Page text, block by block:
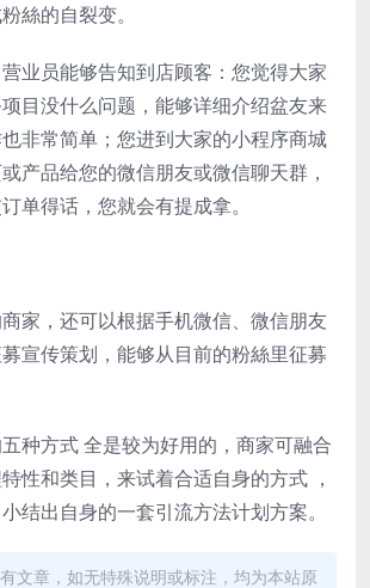
絲的自裂变。
业员能够告知到店顾客：您觉得大家
目没什么问题，能够详细介绍盆友来
非常简单；您进到大家的小程序商城
产品给您的微信朋友或微信聊天群，
单得话，您就会有提成拿。
家，还可以根据手机微信、微信朋友
宣传策划，能够从目前的粉絲里征募
种方式 全是较为好用的，商家可融合
性和类目，来试着合适自身的方式 ，
结出自身的一套引流方法计划方案。
文章，如无特殊说明或标注，均为本站原